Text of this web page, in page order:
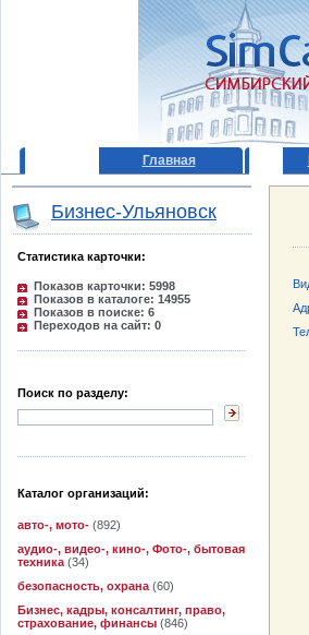
Главная
Бизнес-Ульяновск
Статистика карточки:
Показов карточки: 5998
Показов в каталоге: 14955
Показов в поиске: 6
Переходов на сайт: 0
Поиск по разделу:
Каталог организаций:
авто-, мото- (892)
аудио-, видео-, кино-, Фото-, бытовая
техника (34)
безопасность, охрана (60)
Бизнес, кадры, консалтинг, право,
страхование, финансы (846)